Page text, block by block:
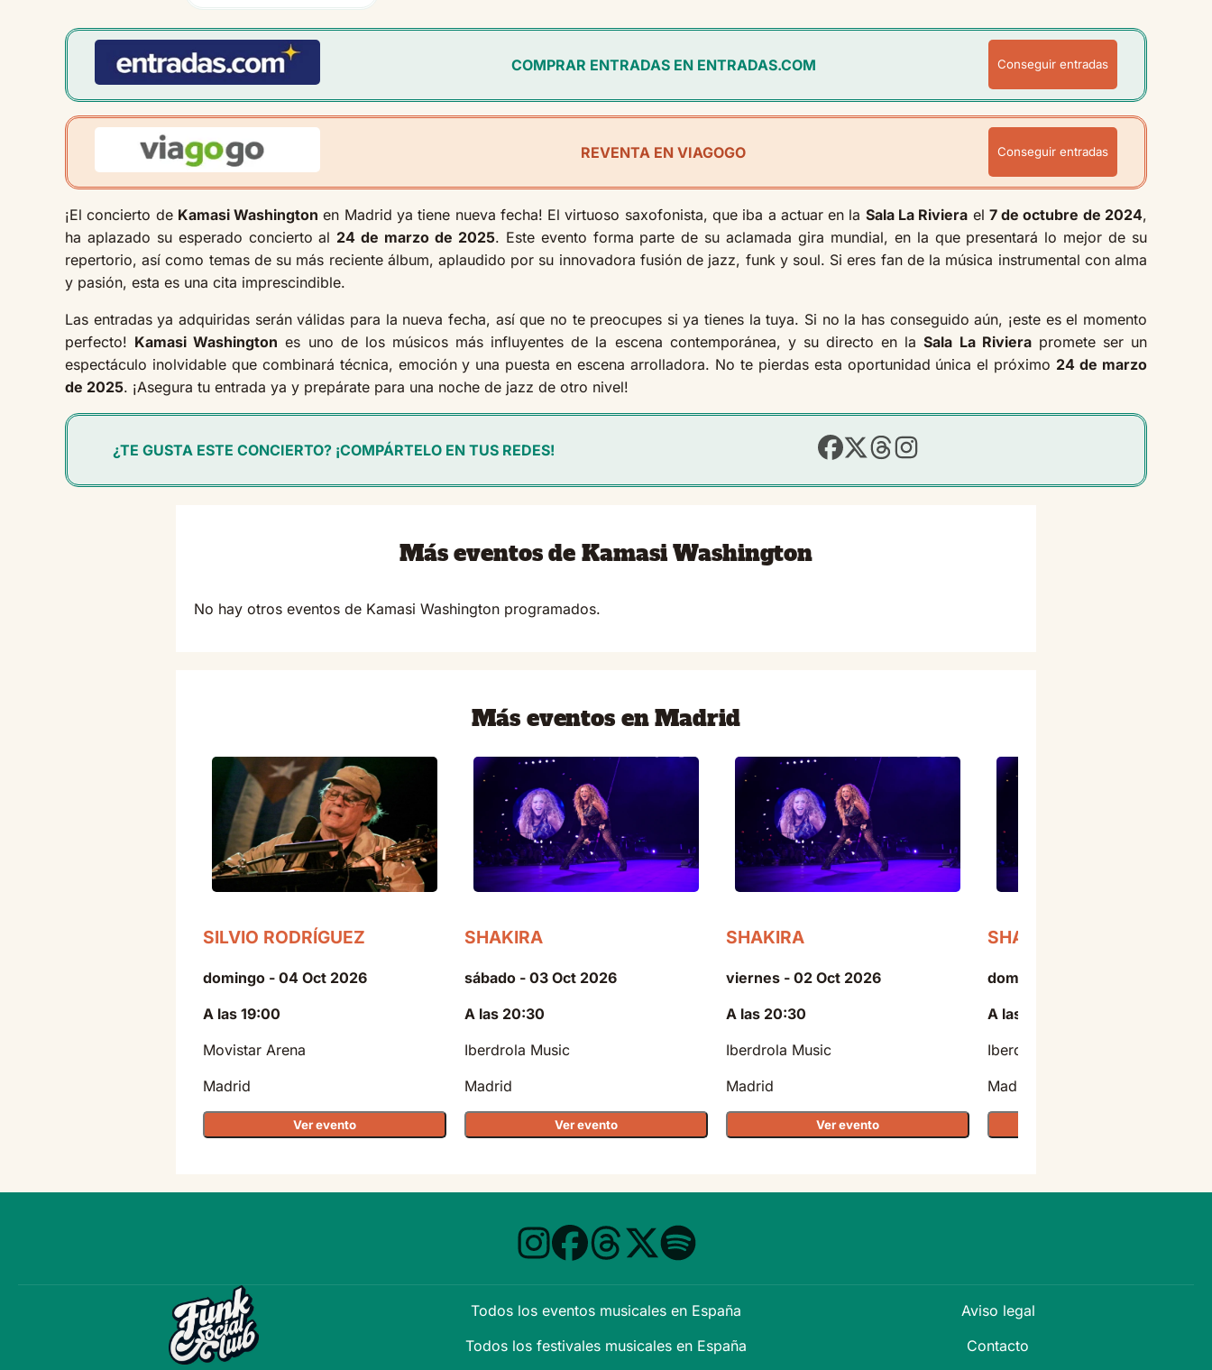
COMPRAR ENTRADAS EN ENTRADAS.COM Conseguir entradas
REVENTA EN VIAGOGO Conseguir entradas
¡El concierto de Kamasi Washington en Madrid ya tiene nueva fecha! El virtuoso saxofonista, que iba a actuar en la Sala La Riviera el 7 de octubre de 2024,
ha aplazado su esperado concierto al 24 de marzo de 2025. Este evento forma parte de su aclamada gira mundial, en la que presentará lo mejor de su
repertorio, así como temas de su más reciente álbum, aplaudido por su innovadora fusión de jazz, funk y soul. Si eres fan de la música instrumental con alma
y pasión, esta es una cita imprescindible.
Las entradas ya adquiridas serán válidas para la nueva fecha, así que no te preocupes si ya tienes la tuya. Si no la has conseguido aún, ¡este es el momento
perfecto! Kamasi Washington es uno de los músicos más influyentes de la escena contemporánea, y su directo en laSala La Rivierapromete ser un
espectáculo inolvidable que combinará técnica, emoción y una puesta en escena arrolladora. No te pierdas esta oportunidad única el próximo 24 de marzo
de 2025. ¡Asegura tu entrada ya y prepárate para una noche de jazz de otro nivel!
¿TE GUSTA ESTE CONCIERTO? ¡COMPÁRTELO EN TUS REDES!
Más eventos de Kamasi Washington
No hay otros eventos de Kamasi Washington programados.
Más eventos en Madrid
SILVIO RODRÍGUEZ
domingo - 04 Oct 2026
A las 19:00
Movistar Arena
Madrid
Ver evento
SHAKIRA
sábado - 03 Oct 2026
A las 20:30
Iberdrola Music
Madrid
Ver evento
SHAKIRA
viernes - 02 Oct 2026
A las 20:30
Iberdrola Music
Madrid
Ver evento
SHAKIRA
domingo - 11 Oct 2026
A las 20:30
Iberdrola Music
Madrid
Todos los eventos musicales en España
Todos los festivales musicales en España
Aviso legal
Contacto